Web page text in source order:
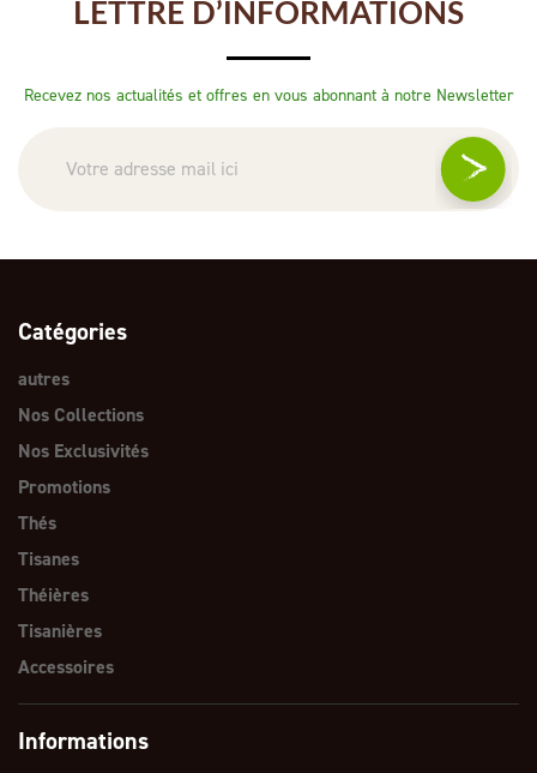
LETTRE D’INFORMATIONS
Recevez nos actualités et offres en vous abonnant à notre Newsletter
Catégories
autres
Nos Collections
Nos Exclusivités
Promotions
Thés
Tisanes
Théières
Tisanières
Accessoires
Informations